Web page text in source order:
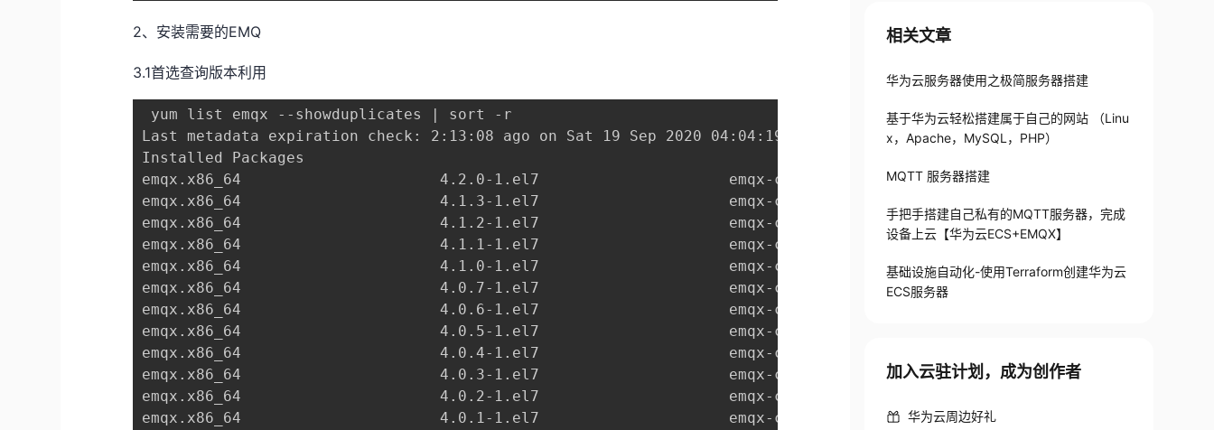
2、安装需要的EMQ
3.1首选查询版本利用
yum list emqx --showduplicates | sort -r
Last metadata expiration check: 2:13:08 ago on Sat 19 Sep 2020 04:04:19 PM CST.
Installed Packages
emqx.x86_64                      4.2.0-1.el7                     emqx-ce-stable
emqx.x86_64                      4.1.3-1.el7                     emqx-ce-stable
emqx.x86_64                      4.1.2-1.el7                     emqx-ce-stable
emqx.x86_64                      4.1.1-1.el7                     emqx-ce-stable
emqx.x86_64                      4.1.0-1.el7                     emqx-ce-stable
emqx.x86_64                      4.0.7-1.el7                     emqx-ce-stable
emqx.x86_64                      4.0.6-1.el7                     emqx-ce-stable
emqx.x86_64                      4.0.5-1.el7                     emqx-ce-stable
emqx.x86_64                      4.0.4-1.el7                     emqx-ce-stable
emqx.x86_64                      4.0.3-1.el7                     emqx-ce-stable
emqx.x86_64                      4.0.2-1.el7                     emqx-ce-stable
emqx.x86_64                      4.0.1-1.el7                     emqx-ce-stable
相关文章
华为云服务器使用之极简服务器搭建
基于华为云轻松搭建属于自己的网站 （Linu
x，Apache，MySQL，PHP）
MQTT 服务器搭建
手把手搭建自己私有的MQTT服务器，完成
设备上云【华为云ECS+EMQX】
基础设施自动化-使用Terraform创建华为云
ECS服务器
加入云驻计划，成为创作者
华为云周边好礼